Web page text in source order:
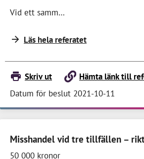
Vid ett samm…
Läs hela referatet
Skriv ut
Hämta länk till
Datum för beslut 2021-10-11
Misshandel vid tre tillfällen –
50 000 kronor